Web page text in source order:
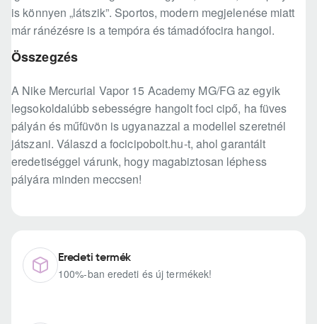
is könnyen „látszik”. Sportos, modern megjelenése miatt
már ránézésre is a tempóra és támadófocira hangol.
Összegzés
A Nike Mercurial Vapor 15 Academy MG/FG az egyik
legsokoldalúbb sebességre hangolt foci cipő, ha füves
pályán és műfüvön is ugyanazzal a modellel szeretnél
játszani. Válaszd a focicipobolt.hu-t, ahol garantált
eredetiséggel várunk, hogy magabiztosan léphess
pályára minden meccsen!
Eredeti termék
100%-ban eredeti és új termékek!